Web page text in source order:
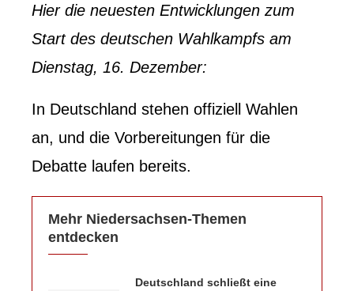
Hier die neuesten Entwicklungen zum
Start des deutschen Wahlkampfs am
Dienstag, 16. Dezember:
In Deutschland stehen offiziell Wahlen
an, und die Vorbereitungen für die
Debatte laufen bereits.
Mehr Niedersachsen-Themen
entdecken
Deutschland schließt eine